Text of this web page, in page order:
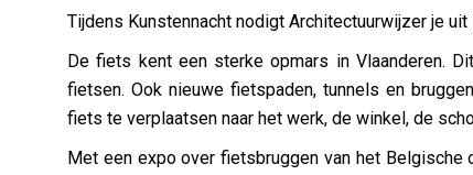
Kunstennacht – rondleiding in expo Op de fiets!
Lieve Drooghmans
Tijdens Kunstennacht nodigt Architectuurwijzer je
De fiets kent een sterke opmars in Vlaanderen.
fietsen. Ook nieuwe fietspaden, tunnels en
fiets te verplaatsen naar het werk, de winkel, de
Met een expo over fietsbruggen van het Belgische